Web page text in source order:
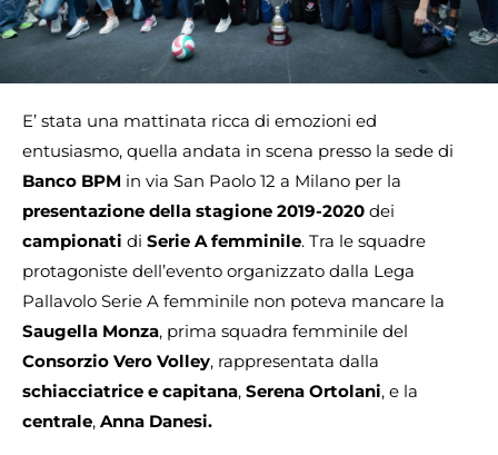
E’ stata una mattinata ricca di emozioni ed
entusiasmo, quella andata in scena presso la sede di
Banco BPM in via San Paolo 12 a Milano per la
presentazione della stagione 2019-2020 dei
campionati di Serie A femminile. Tra le squadre
protagoniste dell’evento organizzato dalla Lega
Pallavolo Serie A femminile non poteva mancare la
Saugella Monza, prima squadra femminile del
Consorzio Vero Volley, rappresentata dalla
schiacciatrice e capitana, Serena Ortolani, e la
centrale, Anna Danesi.